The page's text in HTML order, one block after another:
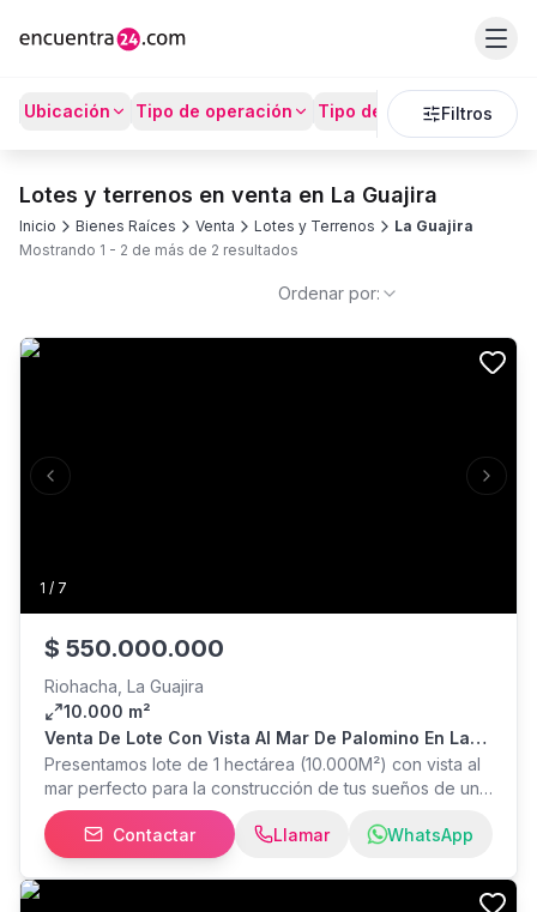
Ubicación Tipo de operación Tipo de Propiedad
Filtros
Lotes y terrenos en venta en La Guajira
Inicio Bienes Raíces Venta Lotes y Terrenos
La Guajira
Mostrando 1 - 2 de más de 2 resultados
Ordenar por:
1 / 7
Previous slide Next
$ 550.000.000
Riohacha, La Guajira
10.000 m²
Venta De Lote Con Vista Al Mar De Palomino En La
Guajira, Colombia
Presentamos lote de 1 hectárea (10.000M²) con vista al
mar perfecto para la construcción de tus sueños de un
hotel ubicado a 200 metros de la playa de Palomino en
La Guajira.Contactar Llamar WhatsApp